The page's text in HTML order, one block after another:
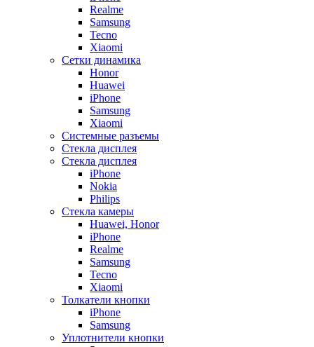
Realme
Samsung
Tecno
Xiaomi
Сетки динамика
Honor
Huawei
iPhone
Samsung
Xiaomi
Системные разъемы
Стекла дисплея
Стекла дисплея
iPhone
Nokia
Philips
Стекла камеры
Huawei, Honor
iPhone
Realme
Samsung
Tecno
Xiaomi
Толкатели кнопки
iPhone
Samsung
Уплотнители кнопки